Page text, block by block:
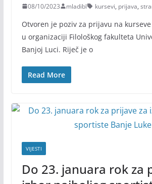
08/10/2023 mladibl kursevi, prijava,
Otvoren je poziv za prijavu na
u organizaciji Filološkog fakulteta
Banjoj Luci. Riječ je o
Read More
VIJESTI
Do 23. januara rok za